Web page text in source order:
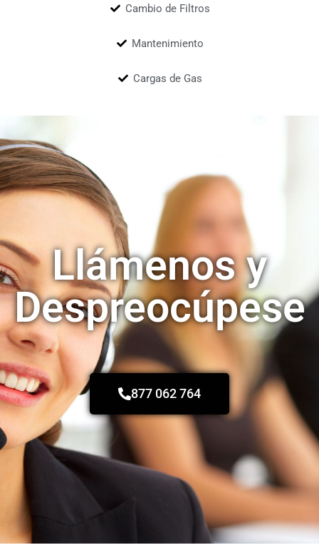
Cambio de Filtros
Mantenimiento
Cargas de Gas
Llámenos y
Despreocúpese
877 062 764